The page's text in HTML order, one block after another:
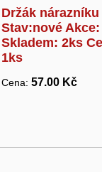
Držák nárazníku
Stav:nové Akce:
Skladem: 2ks
1ks
Cena: 57.00 Kč